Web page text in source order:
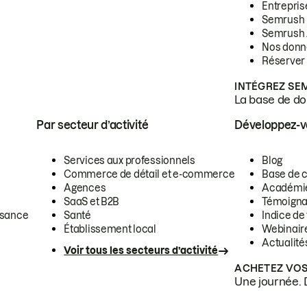
Semrush
Semrush
Nos
INTÉGREZ
La base de
Par secteur d’activité
Services aux professionnels
Commerce de détail et e-commerce
Agences
SaaS et B2B
Santé
Établissement local
Voir tous les secteurs d’activité
Développez-
Blog
Base de
Indice
ACHETEZ
Une journée.